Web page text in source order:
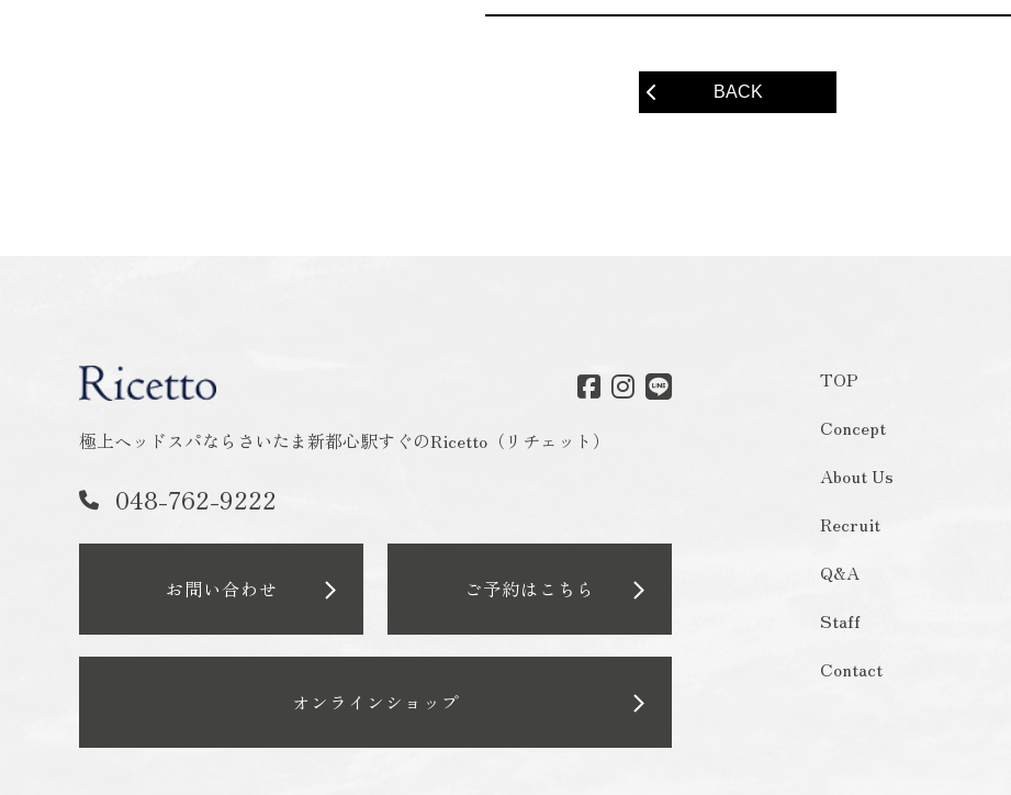
BACK
極上ヘッドスパならさいたま新都心駅すぐのRicetto（リチェット）
048-762-9222
お問い合わせ ご予約はこちら
オンラインショップ
TOP
Concept
About Us
Recruit
Q&A
Staff
Contact